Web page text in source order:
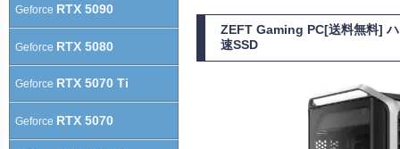
ZEFT Gaming PC[送料無料]
速SSD
Geforce RTX 5090
Geforce RTX 5080
Geforce RTX 5070 Ti
Geforce RTX 5070